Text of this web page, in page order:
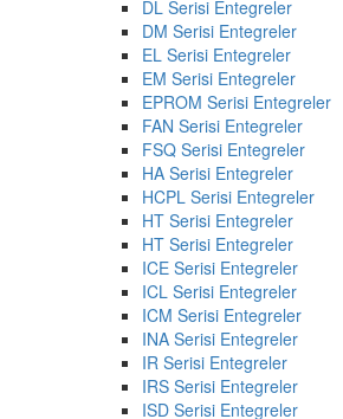
DL Serisi Entegreler
DM Serisi Entegreler
EL Serisi Entegreler
EM Serisi Entegreler
EPROM Serisi Entegreler
FAN Serisi Entegreler
FSQ Serisi Entegreler
HA Serisi Entegreler
HCPL Serisi Entegreler
HT Serisi Entegreler
HT Serisi Entegreler
ICE Serisi Entegreler
ICL Serisi Entegreler
ICM Serisi Entegreler
INA Serisi Entegreler
IR Serisi Entegreler
IRS Serisi Entegreler
ISD Serisi Entegreler